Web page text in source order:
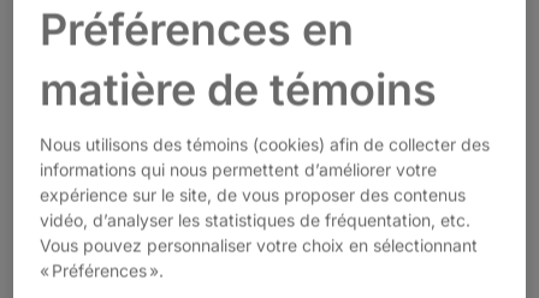
Date
Mercredi 4 novembre 2026
Ateliers, réseautage en après-midi
Célébration en soirée
Préférences en
matière de témoins
Nous utilisons des témoins (cookies) afin de collecter des
informations qui nous permettent d’améliorer votre
expérience sur le site, de vous proposer des contenus
vidéo, d’analyser les statistiques de fréquentation, etc.
Vous pouvez personnaliser votre choix en sélectionnant
« Préférences ».